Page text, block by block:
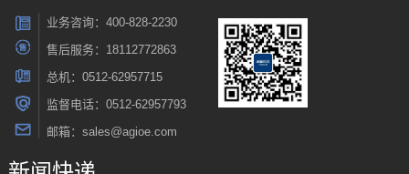
业务咨询：400-828-2230
售后服务：18112772863
总机：0512-62957715
监督电话：0512-62957793
邮箱：sales@agioe.com